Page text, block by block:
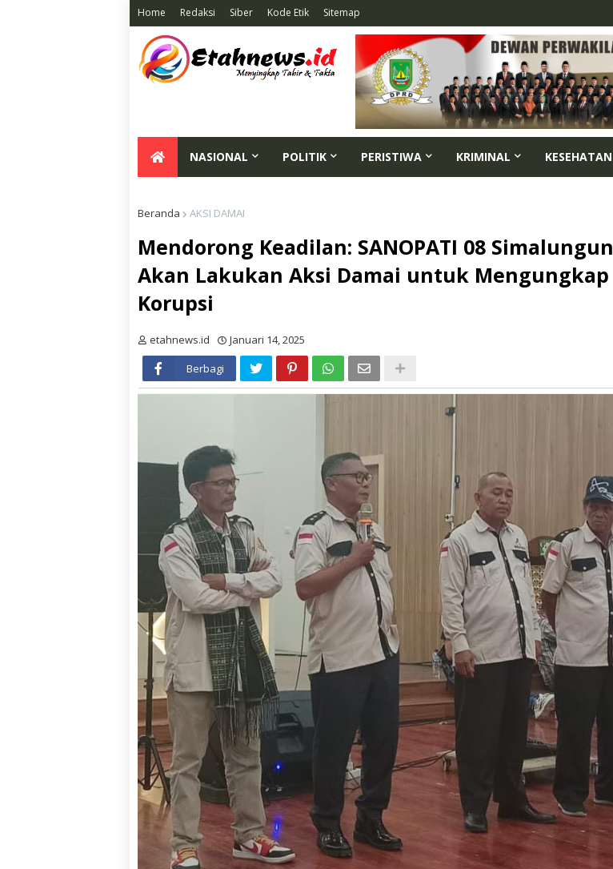
Home Redaksi Siber Kode Etik Sitemap
NASIONAL POLITIK PERISTIWA KRIMINAL KESEHATAN
Beranda AKSI DAMAI
Mendorong Keadilan: SANOPATI 08 Simalungun
Akan Lakukan Aksi Damai untuk Mengungkap
Korupsi
etahnews.id
Januari 14, 2025
Berbagi